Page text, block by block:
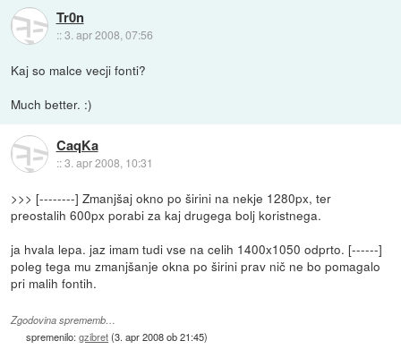
Tr0n
::3. apr 2008, 07:56
Kaj so malce vecji fonti?
Much better. :)
CaqKa
::3. apr 2008, 10:31
>>> [--------] Zmanjšaj okno po širini na nekje 1280px, ter
preostalih 600px porabi za kaj drugega bolj koristnega.
ja hvala lepa. jaz imam tudi vse na celih 1400x1050 odprto. [------]
poleg tega mu zmanjšanje okna po širini prav nič ne bo pomagalo
pri malih fontih.
Zgodovina sprememb…
spremenilo:gzibret(3. apr 2008 ob 21:45)